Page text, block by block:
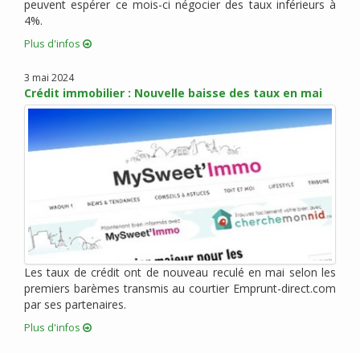
juillet 2014 (1)
mai 2014 (2)
avril 2014 (1)
mars 2014 (2)
janvier 2014 (2)
novembre 2013 (6)
octobre 2013 (3)
septembre 2013 (3)
mai 2013 (5)
avril 2013 (6)
mars 2013 (15)
février 2013 (5)
janvier 2013 (7)
décembre 2012 (5)
peuvent espérer ce mois-ci négocier des taux inférieurs à
4%.
Plus d'infos
3 mai 2024
Crédit immobilier : Nouvelle baisse des taux en mai
Les taux de crédit ont de nouveau reculé en mai selon les
premiers barèmes transmis au courtier Emprunt-direct.com
par ses partenaires.
Plus d'infos